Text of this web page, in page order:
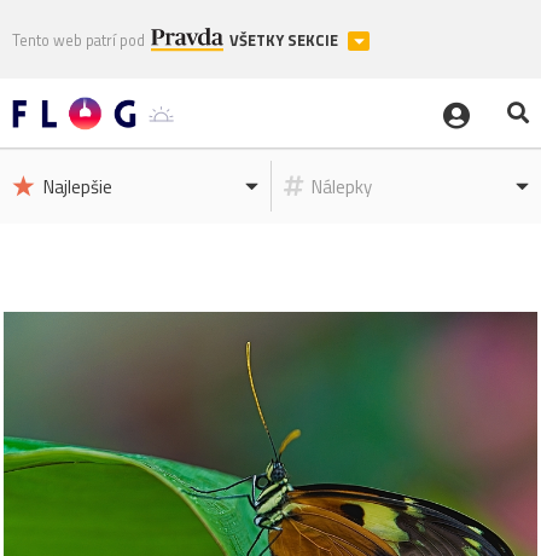
Tento web patrí pod VŠETKY SEKCIE
Najlepšie Nálepky